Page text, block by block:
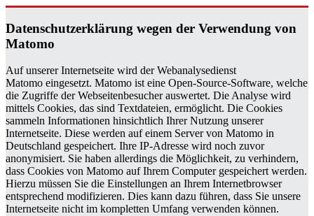
Da­ten­schutz­er­klä­rung wegen der Ver­wen­dung von
Ma­to­mo
Auf unserer Internetseite wird der Webanalysedienst
Matomo eingesetzt. Matomo ist eine Open-Source-Software, welche
die Zugriffe der Webseitenbesucher auswertet. Die Analyse wird
mittels Cookies, das sind Textdateien, ermöglicht. Die Cookies
sammeln Informationen hinsichtlich Ihrer Nutzung unserer
Internetseite. Diese werden auf einem Server von Matomo in
Deutschland gespeichert. Ihre IP-Adresse wird noch zuvor
anonymisiert. Sie haben allerdings die Möglichkeit, zu verhindern,
dass Cookies von Matomo auf Ihrem Computer gespeichert werden.
Hierzu müssen Sie die Einstellungen an Ihrem Internetbrowser
entsprechend modifizieren. Dies kann dazu führen, dass Sie unsere
Internetseite nicht im kompletten Umfang verwenden können.